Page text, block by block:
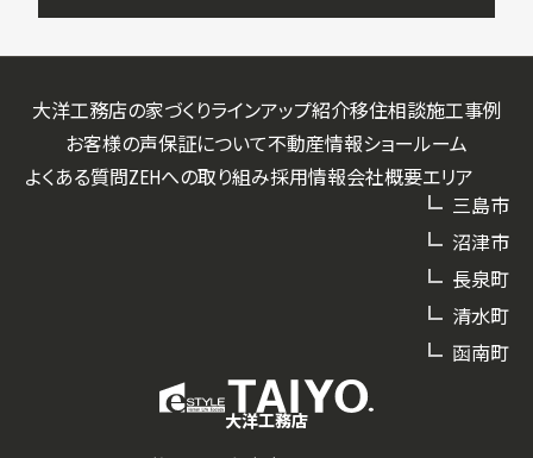
大洋工務店
大洋工務店の家づくりラインアップ紹介移住相談施工事例
お客様の声保証について不動産情報ショールーム
よくある質問ZEHへの取り組み採用情報会社概要エリア
三島市
沼津市
長泉町
清水町
函南町